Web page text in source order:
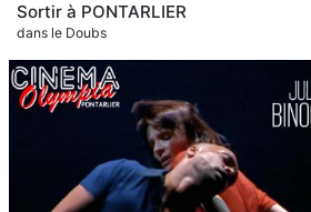
Sortir à PONTARLIER
dans le Doubs